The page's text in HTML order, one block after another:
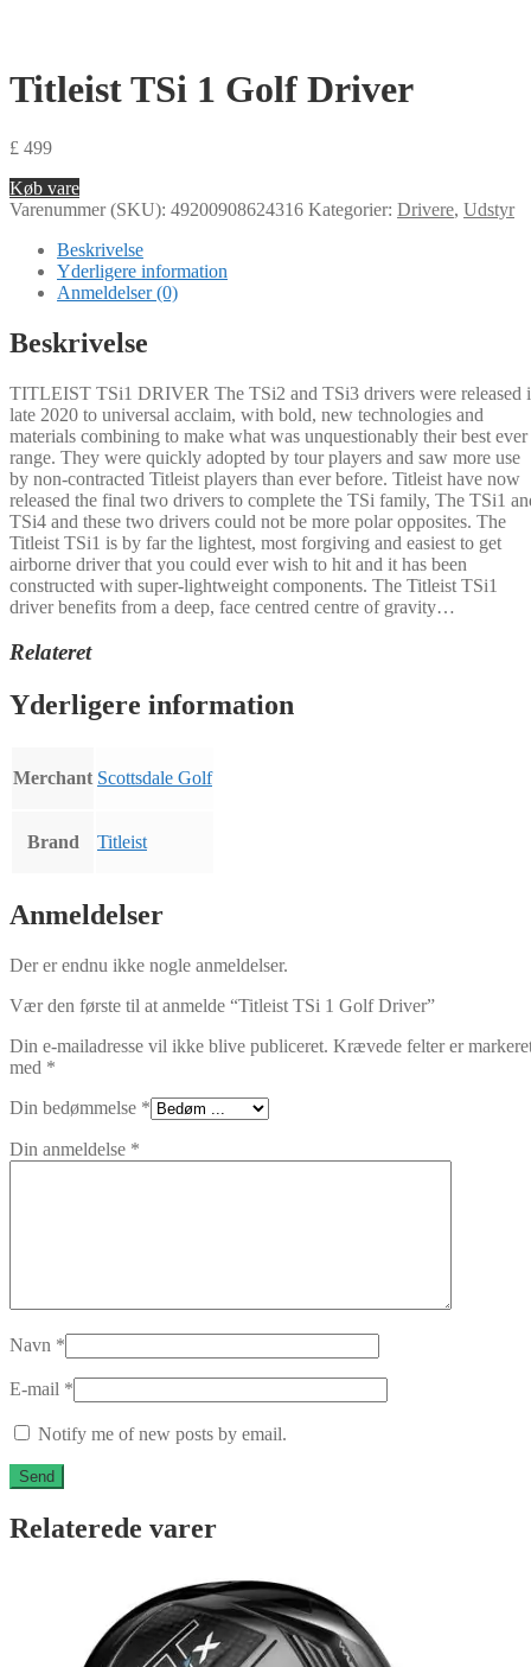
Titleist TSi 1 Golf Driver
£ 499
Køb vare
Varenummer (SKU): 49200908624316 Kategorier: Drivere, Udstyr
Beskrivelse
Yderligere information
Anmeldelser (0)
Beskrivelse
TITLEIST TSi1 DRIVER The TSi2 and TSi3 drivers were released
late 2020 to universal acclaim, with bold, new technologies and
materials combining to make what was unquestionably their best ever
range. They were quickly adopted by tour players and saw more use
by non-contracted Titleist players than ever before. Titleist have now
released the final two drivers to complete the TSi family, The TSi1
TSi4 and these two drivers could not be more polar opposites. The
Titleist TSi1 is by far the lightest, most forgiving and easiest to get
airborne driver that you could ever wish to hit and it has been
constructed with super-lightweight components. The Titleist TSi1
driver benefits from a deep, face centred centre of gravity…
Relateret
Yderligere information
Merchant Scottsdale Golf
Brand Titleist
Anmeldelser
Der er endnu ikke nogle anmeldelser.
Vær den første til at anmelde “Titleist TSi 1 Golf Driver”
Din e-mailadresse vil ikke blive publiceret. Krævede felter er
med *
Din bedømmelse *
Din anmeldelse *
Navn *
E-mail *
Notify me of new posts by email.
Relaterede varer